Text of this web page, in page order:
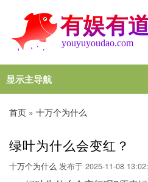
转
到
要
容
Main
navigation
显示主导航
首页
谜语大全
脑筋急转弯
歇后语
十万个为什么
一图一句
名言名句
十万个为什么
屑
首页 十万个为什么
绿叶为什么会变红？
十万个为什么 发布于 2025-11-08